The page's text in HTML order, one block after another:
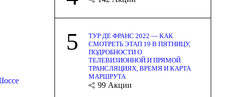
5
ТУР ДЕ ФРАНС 2022 — КАК
СМОТРЕТЬ ЭТАП 19 В ПЯТНИЦУ,
ПОДРОБНОСТИ О
ТЕЛЕВИЗИОННОЙ И ПРЯМОЙ
ТРАНСЛЯЦИЯХ, ВРЕМЯ И КАРТА
МАРШРУТА
99 Акции